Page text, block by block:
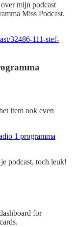
mijn podcast
Miss Podcast.
32486-111-stef-
item ook even
1 programma
podcast, toch leuk!
for